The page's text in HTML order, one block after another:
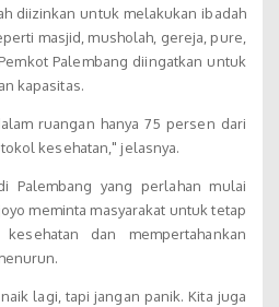
diizinkan untuk melakukan ibadah
masjid, musholah, gereja, pure,
Palembang diingatkan untuk
kapasitas.
ruangan hanya 75 persen dari
kesehatan," jelasnya.
Palembang yang perlahan mulai
meminta masyarakat untuk tetap
dan mempertahankan
lagi, tapi jangan panik. Kita juga